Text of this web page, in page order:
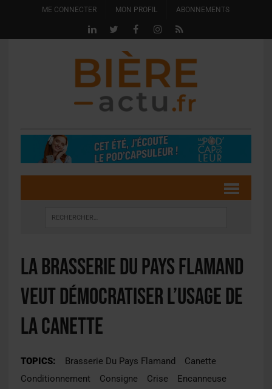
ME CONNECTER MON PROFIL ABONNEMENTS
La Brasserie du Pays Flamand
veut démocratiser l’usage de
la canette
TOPICS: Brasserie Du Pays Flamand
Canette
Conditionnement
Consigne Crise
Encanneuse